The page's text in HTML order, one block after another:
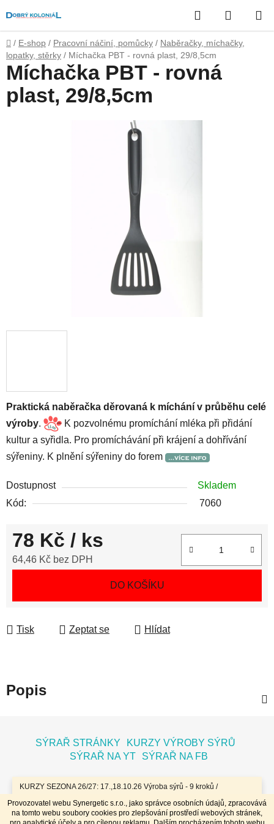
Provozovatel webu Synergetic s.r.o., jako správce osobních údajů, zpracovává
na tomto webu soubory cookies pro zlepšování prostředí webových stránek,
na
obsah
KURZY SEZONA 26/27: 17.,18.10.26 Výroba sýrů - 9 kroků /
7.11.26 Bochníky - tvrdé zrající sýry / 8.11.26 Jogurty, Zákysy, Kefír
a Tvaroh + Hnětené a Tažené sýry/ 23.,24.1.27 Sýry doma /
20.,21.3.27 Výroba sýrů - 9 kroků / 10.4.27 Plísňáky - zrající sýry s
Hledat
KOŠÍK
Domů
/ E-shop / Pracovní náčiní, pomůcky / Naběračky, míchačky,
lopatky, stěrky / Míchačka PBT - rovná plast, 29/8,5cm
Praktická naběračka děrovaná k míchání v průběhu celé
výroby.
K pozvolnému promíchání mléka při přidání
kultur a syřidla. Pro promíchávání při krájení a dohřívání
sýřeniny. K plnění sýřeniny do forem
Dostupnost
Skladem
Kód:
7060
78 Kč / ks
64,46 Kč bez DPH
DO KOŠÍKU
Tisk Zeptat se Hlídat
Míchačka PBT - rovná
plast, 29/8,5cm
Popis
SÝRAŘ STRÁNKY
KURZY VÝROBY SÝRŮ
SÝRAŘ NA YT
SÝRAŘ NA FB